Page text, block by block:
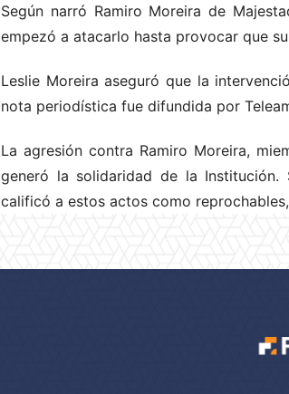
Según narró Ramiro Moreira de
empezó a atacarlo hasta provocar que
Leslie Moreira aseguró que la
nota periodística fue difundida por
La agresión contra Ramiro Moreira,
generó la solidaridad de la Institución.
calificó a estos actos como